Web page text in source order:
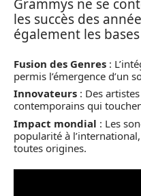
Grammys ne se
les succès des
également les
Fusion des Genres :
permis l’émergence d’un
Innovateurs : Des
contemporains qui
Impact mondial : Les
popularité à
toutes origines.